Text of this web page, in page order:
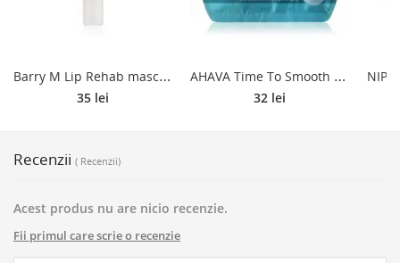
B
arry M Lip Rehab masca hranitoare de buze culoare Coconut 9 ml
35 lei
A
HAVA Time To Smooth mască textilă iluminatoare antirid 1 buc
32 lei
Recenzii ( Recenzii)
Acest produs nu are nicio recenzie.
Fii primul care scrie o recenzie